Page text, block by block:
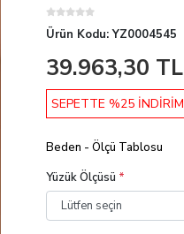
Ürün Kodu:YZ0004545
39.963,30 TL
SEPETTE %25 İNDİRİM
Beden - Ölçü Tablosu
Yüzük Ölçüsü *